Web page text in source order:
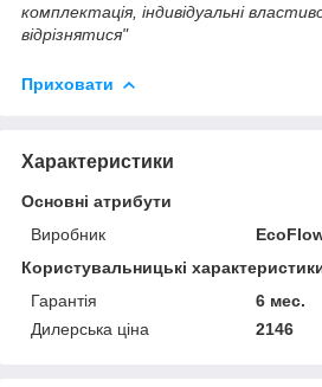
комплектація, індивідуальні
відрізнятися"
Приховати
Характеристики
Основні атрибути
Виробник
Користувальницькі
Гарантія
6 мес.
Дилерська ціна
2146